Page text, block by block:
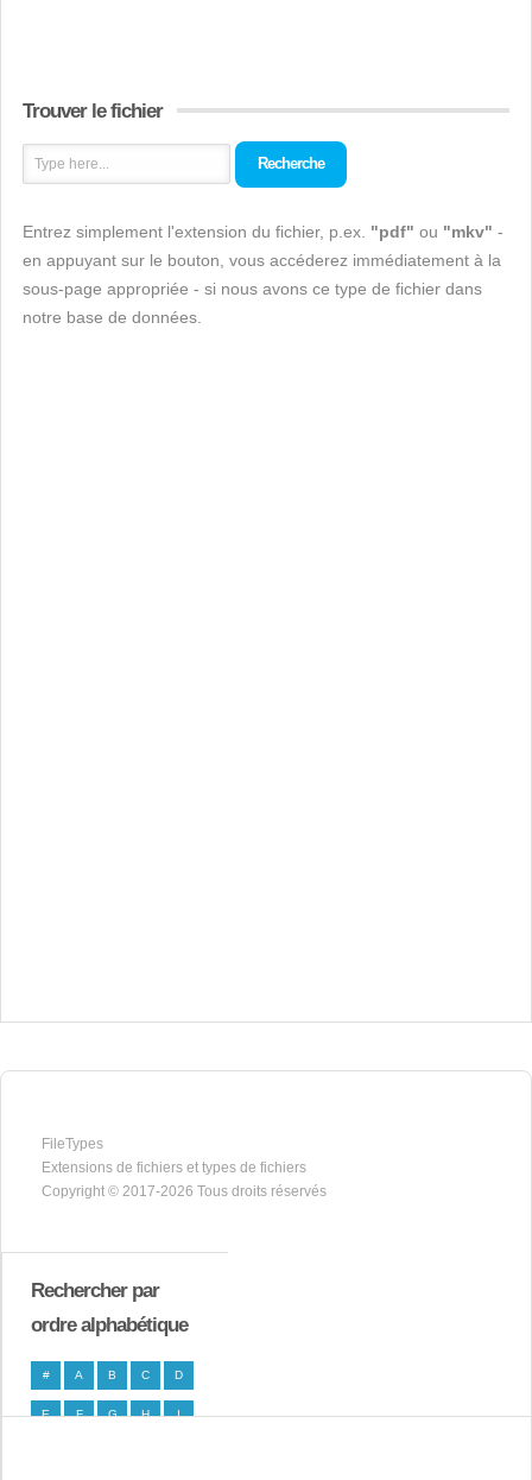
Trouver le fichier
Recherche
Entrez simplement l'extension du fichier, p.ex. "pdf" ou "mkv" -
en appuyant sur le bouton, vous accéderez immédiatement à la
sous-page appropriée - si nous avons ce type de fichier dans
notre base de données.
FileTypes
Extensions de fichiers et types de fichiers
Copyright © 2017-2026 Tous droits réservés
Rechercher par
ordre alphabétique
# A B C D
E F G H I